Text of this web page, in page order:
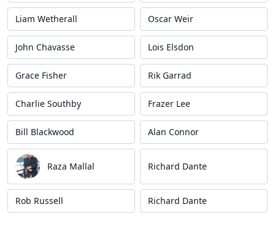
Liam Wetherall Oscar Weir
John Chavasse Lois Elsdon
Grace Fisher Rik Garrad
Charlie Southby Frazer Lee
Bill Blackwood Alan Connor
Raza Mallal Richard Dante
Rob Russell Richard Dante